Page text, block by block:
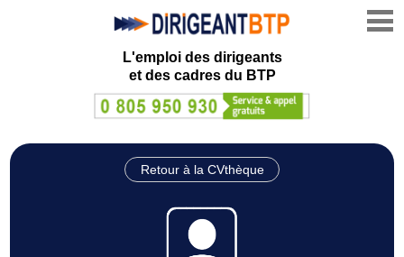
L'emploi des dirigeants
et des cadres du BTP
Retour à la CVthèque